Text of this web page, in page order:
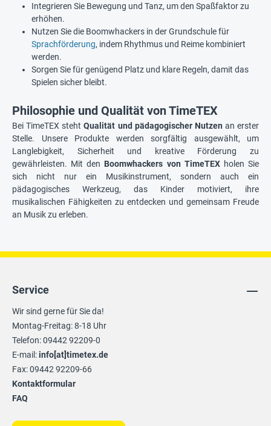
Integrieren Sie Bewegung und Tanz, um den Spaßfaktor zu
erhöhen.
Nutzen Sie die Boomwhackers in der Grundschule für
Sprachförderung, indem Rhythmus und Reime kombiniert
werden.
Sorgen Sie für genügend Platz und klare Regeln, damit das
Spielen sicher bleibt.
Philosophie und Qualität von TimeTEX
Bei TimeTEX stehtQualität und pädagogischer Nutzen an erster
Stelle. Unsere Produkte werden sorgfältig ausgewählt, um
Langlebigkeit, Sicherheit und kreative Förderung zu
gewährleisten. Mit den Boomwhackers von TimeTEXholen Sie
sich nicht nur ein Musikinstrument, sondern auch ein
pädagogisches Werkzeug, das Kinder motiviert, ihre
musikalischen Fähigkeiten zu entdecken und gemeinsam Freude
an Musik zu erleben.
Service
Wir sind gerne für Sie da!
Montag-Freitag: 8-18 Uhr
Telefon: 09442 92209-0
E-mail:info[at]timetex.de
Fax: 09442 92209-66
Kontaktformular
FAQ